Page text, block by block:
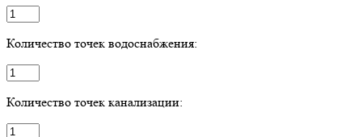
Количество точек водоснабжения:
Количество точек канализации: